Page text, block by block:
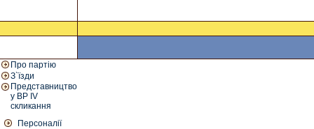
Про партію
З`їзди
Представництво
у ВР IV
скликання
Персоналії